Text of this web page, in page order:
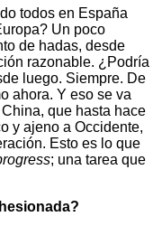
todos en España
Un poco
de hadas, desde
razonable. ¿Podría
luego. Siempre. De
ahora. Y eso se va
que hasta hace
y ajeno a Occidente,
Esto es lo que
; una tarea que